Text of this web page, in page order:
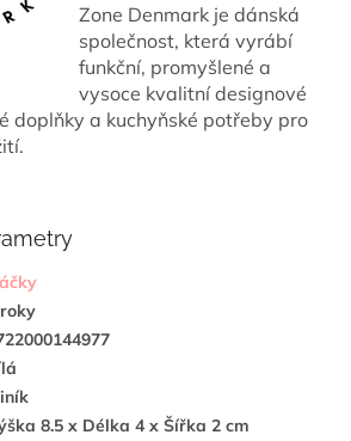
Zone Denmark je dánská
společnost, která vyrábí
funkční, promyšlené a
vysoce kvalitní designové
doplňky a kuchyňské potřeby pro
8.5 x Délka 4 x Šířka 2 cm